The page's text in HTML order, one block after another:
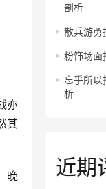
亦
其
晚
剖析
散兵游勇
粉饰场面
忘乎所以
析
近期